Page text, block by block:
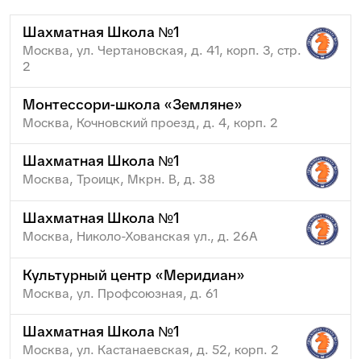
Шахматная Школа №1
Москва, ул. Чертановская, д. 41, корп. 3, стр.
2
Монтессори-школа «Земляне»
Москва, Кочновский проезд, д. 4, корп. 2
Шахматная Школа №1
Москва, Троицк, Мкрн. В, д. 38
Шахматная Школа №1
Москва, Николо-Хованская ул., д. 26А
Культурный центр «Меридиан»
Москва, ул. Профсоюзная, д. 61
Шахматная Школа №1
Москва, ул. Кастанаевская, д. 52, корп. 2